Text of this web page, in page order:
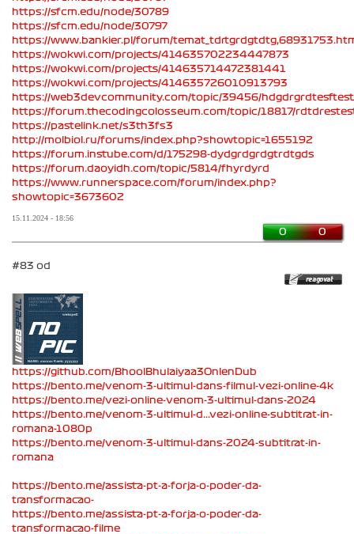
https://sfcm.edu/node/30789
https://sfcm.edu/node/30797
https://www.bankier.pl/forum/
https://wokwi.com/projects/414635702234447873
https://wokwi.com/projects/414635714472381441
https://wokwi.com/projects/414635726010913793
https://web3devcommunity.com/topic/39456/
https://forum.thecodingcolosseum.com/topic/18817/
https://pastelink.net/s3th3fs3
http://molbiol.ru/forums/index.php?showtopic=1655192
https://forum.instube.com/d/175298-dydgrdgrdgtrdtgds
https://forum.daoyidh.com/topic/5814/fhyrdyrd
https://www.runnerspace.com/forum/index.php?
showtopic=3673602
15.11.2024 - 18:56
0 0
#83 od
https://github.com/BhoolBhulaiyaa3OnlenDub
https://bento.me/venom-3-ultimul-dans-filmul-vezi-online-4k
https://bento.me/vezi-online-venom-3-ultimul-dans-2024
https://bento.me/venom-3-ultimul-d...vezi-online-subtitrat-in-
romana-1080p
https://bento.me/venom-3-ultimul-dans-2024-subtitrat-in-
romana
https://bento.me/assista-pt-a-forja-o-poder-da-
transformacao-
https://bento.me/assista-pt-a-forja-o-poder-da-
transformacao-filme